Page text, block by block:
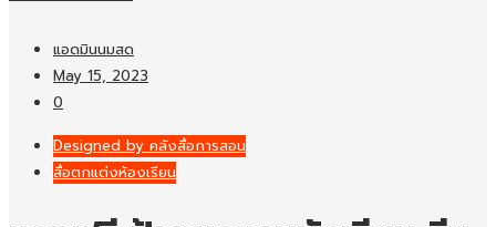
แอดมินนมสด
May 15, 2023
0
Designed by คลังสื่อการสอน
สื่อตกแต่งห้องเรียน